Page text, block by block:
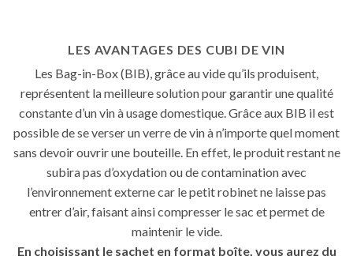
LES AVANTAGES DES CUBI DE VIN
Les Bag-in-Box (BIB), grâce au vide qu’ils produisent,
représentent la meilleure solution pour garantir une qualité
constante d’un vin à usage domestique. Grâce aux BIB il est
possible de se verser un verre de vin à n’importe quel moment
sans devoir ouvrir une bouteille. En effet, le produit restant ne
subira pas d’oxydation ou de contamination avec
l’environnement externe car le petit robinet ne laisse pas
entrer d’air, faisant ainsi compresser le sac et permet de
maintenir le vide.
En choisissant le sachet en format boîte, vous aurez du